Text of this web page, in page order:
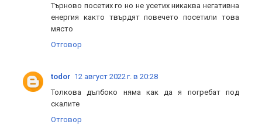
Търново посетих го но не усетих никаква негативна
енергия както твърдят повечето посетили това
място
Отговор
todor 12 август 2022 г. в 20:28
Толкова дълбоко няма как да я погребат под
скалите
Отговор